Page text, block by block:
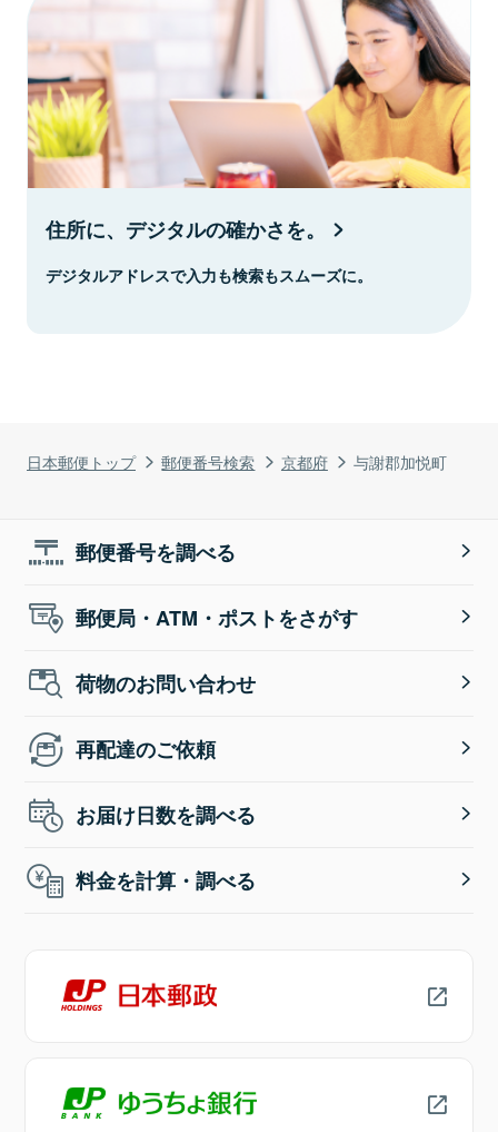
日本郵便トップ 郵便番号検索 京都府 与謝郡加悦町
住所に、デジタルの確かさを。
デジタルアドレスで入力も検索もスムーズに。
郵便番号を調べる
郵便局・ATM・ポストをさがす
荷物のお問い合わせ
再配達のご依頼
お届け日数を調べる
料金を計算・調べる